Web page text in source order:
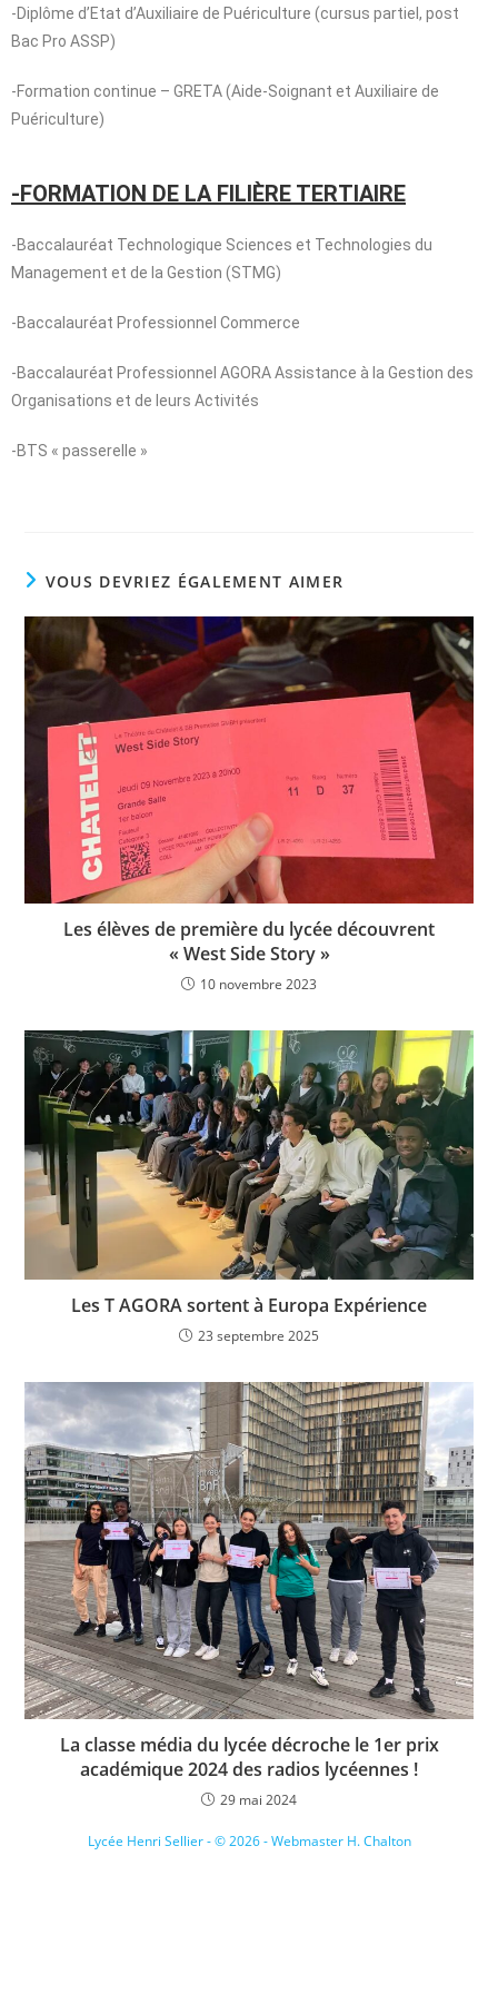
-Diplôme d’Etat d’Auxiliaire de Puériculture (cursus partiel, post
Bac Pro ASSP)
-Formation continue – GRETA (Aide-Soignant et Auxiliaire de
Puériculture)
-FORMATION DE LA FILIÈRE TERTIAIRE
-Baccalauréat Technologique Sciences et Technologies du
Management et de la Gestion (STMG)
-Baccalauréat Professionnel Commerce
-Baccalauréat Professionnel AGORA Assistance à la Gestion des
Organisations et de leurs Activités
-BTS « passerelle »
VOUS DEVRIEZ ÉGALEMENT AIMER
Les élèves de première du lycée découvrent
« West Side Story »
10 novembre 2023
Les T AGORA sortent à Europa Expérience
23 septembre 2025
La classe média du lycée décroche le 1er prix
académique 2024 des radios lycéennes !
29 mai 2024
Lycée Henri Sellier - © 2026 - Webmaster H. Chalton